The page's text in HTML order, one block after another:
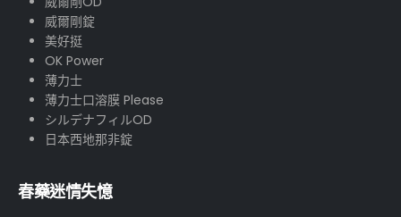
威爾剛錠
美好挺
OK Power
薄力士
薄力士口溶膜 Please
シルデナフィルOD
日本西地那非錠
春藥迷情失憶